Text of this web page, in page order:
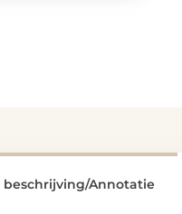
beschrijving/Annotatie